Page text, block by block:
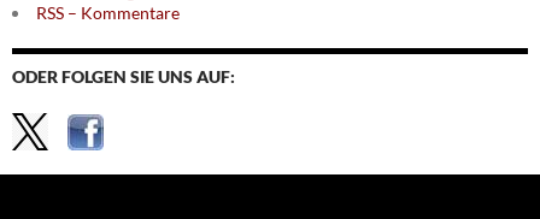
RSS – Kommentare
ODER FOLGEN SIE UNS AUF: